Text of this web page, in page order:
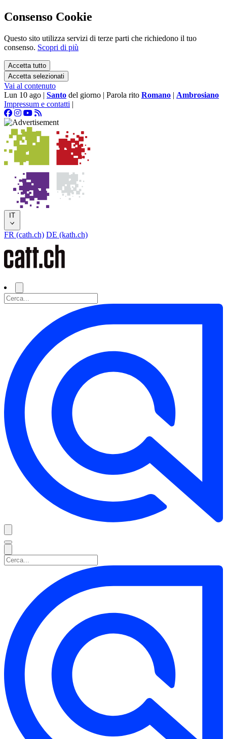
Consenso Cookie
Questo sito utilizza servizi di terze parti che richiedono il tuo
consenso. Scopri di più
Accetta tutto
Accetta selezionati
Vai al contenuto
Lun 10 ago | Santo del giorno | Parola rito Romano | Ambrosiano
Impressum e contatti |
IT
FR (cath.ch) DE (kath.ch)